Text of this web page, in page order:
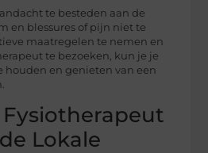
te besteden aan de
en blessures of pijn niet te
maatregelen te nemen en
te bezoeken, kun je je
houden en genieten van een
Fysiotherapeut
Lokale